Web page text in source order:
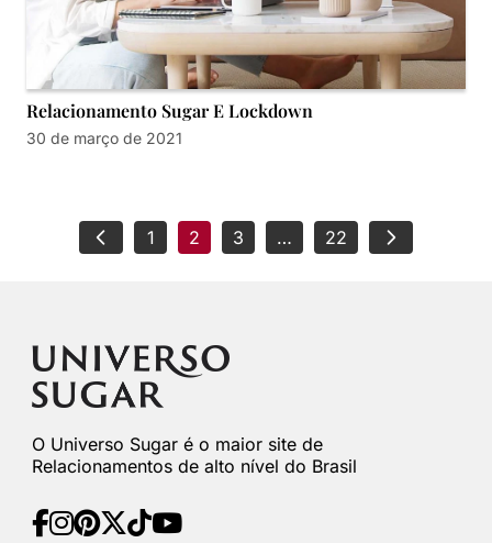
Relacionamento Sugar E Lockdown
30 de março de 2021
1 2 3 … 22
O Universo Sugar é o maior site de
Relacionamentos de alto nível do Brasil